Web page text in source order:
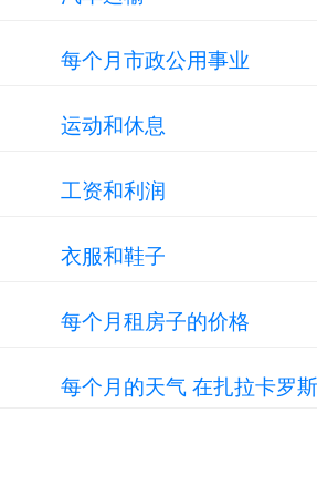
每个月市政公用事业
运动和休息
工资和利润
衣服和鞋子
每个月租房子的价格
每个月的天气 在扎拉卡罗